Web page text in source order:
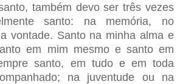
também devo ser três vezes
santo: na memória, no
vontade. Santo na minha alma e
em mim mesmo e santo em
santo, em tudo e em toda
na juventude ou na